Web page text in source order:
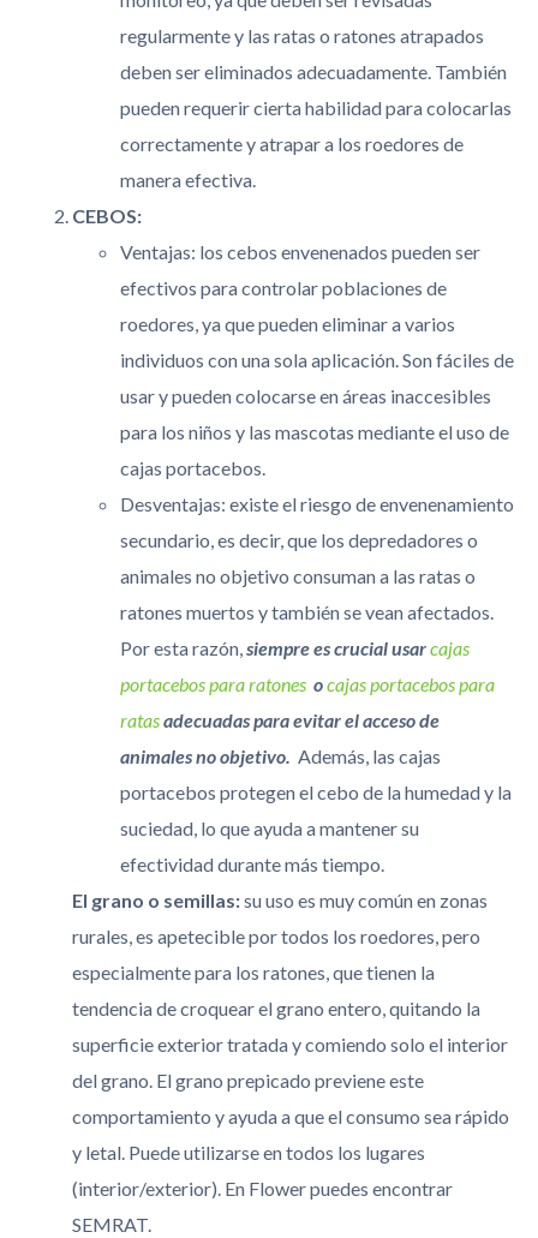
regularmente y las ratas o ratones atrapados
deben ser eliminados adecuadamente. También
pueden requerir cierta habilidad para colocarlas
correctamente y atrapar a los roedores de
manera efectiva.
CEBOS:
Ventajas: los cebos envenenados pueden ser
efectivos para controlar poblaciones de
roedores, ya que pueden eliminar a varios
individuos con una sola aplicación. Son fáciles de
usar y pueden colocarse en áreas inaccesibles
para los niños y las mascotas mediante el uso de
cajas portacebos.
Desventajas: existe el riesgo de envenenamiento
secundario, es decir, que los depredadores o
animales no objetivo consuman a las ratas o
ratones muertos y también se vean afectados.
Por esta razón,siempre es crucial usarcajas
portacebos para ratones ocajas portacebos para
ratasadecuadas para evitar el acceso de
animales no objetivo. Además, las cajas
portacebos protegen el cebo de la humedad y la
suciedad, lo que ayuda a mantener su
efectividad durante más tiempo.
El grano o semillas:su uso es muy común en zonas
rurales, es apetecible por todos los roedores, pero
especialmente para los ratones, que tienen la
tendencia de croquear el grano entero, quitando la
superficie exterior tratada y comiendo solo el interior
del grano. El grano prepicado previene este
comportamiento y ayuda a que el consumo sea rápido
y letal. Puede utilizarse en todos los lugares
(interior/exterior). En Flower puedes encontrar
SEMRAT.